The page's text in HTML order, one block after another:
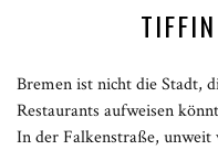
Bremen ist nicht die Stadt,
Restaurants aufweisen
In der Falkenstraße, unweit